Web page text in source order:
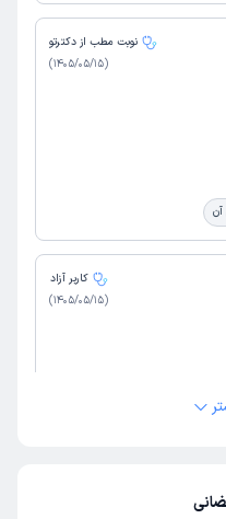
نوبت مطب از دکترتو
(
1405/05/15
)
کاربر آزاد
(
1405/05/15
)
منشی با اخلاق و محیط